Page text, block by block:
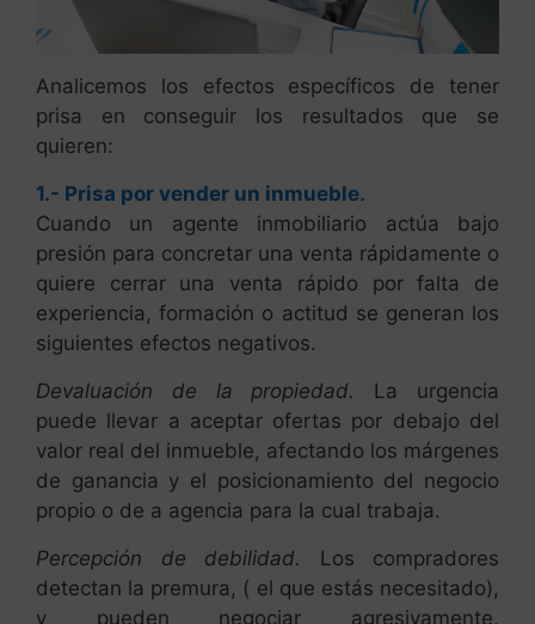
Analicemos los efectos específicos de tener
prisa en conseguir los resultados que se
quieren:
1.- Prisa por vender un inmueble.
Cuando un agente inmobiliario actúa bajo
presión para concretar una venta rápidamente o
quiere cerrar una venta rápido por falta de
experiencia, formación o actitud se generan los
siguientes efectos negativos.
Devaluación de la propiedad.
La urgencia
puede llevar a aceptar ofertas por debajo del
valor real del inmueble, afectando los márgenes
de ganancia y el posicionamiento del negocio
propio o de a agencia para la cual trabaja.
Percepción de debilidad. Los compradores
detectan la premura, ( el que estás necesitado),
y pueden negociar agresivamente,